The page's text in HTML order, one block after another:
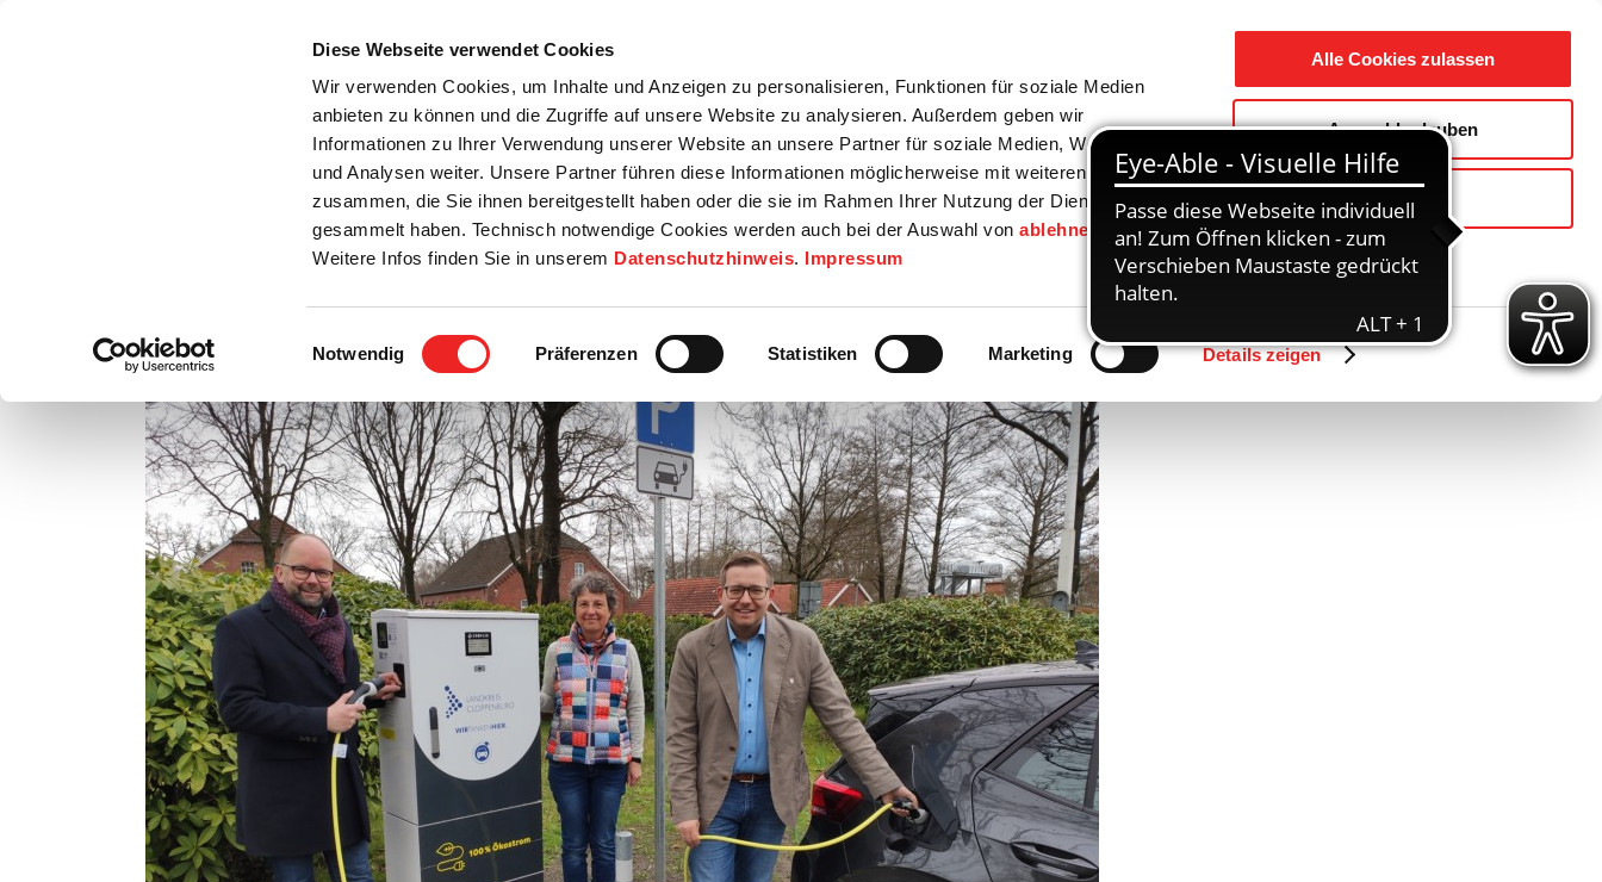
Diese Webseite verwendet Cookies
Wir verwenden Cookies, um Inhalte und Anzeigen zu personalisieren, Funktionen für soziale Medien
anbieten zu können und die Zugriffe auf unsere Website zu analysieren. Außerdem geben wir
Informationen zu Ihrer Verwendung unserer Website an unsere Partner für soziale Medien, Werbung
und Analysen weiter. Unsere Partner führen diese Informationen möglicherweise mit weiteren Daten
zusammen, die Sie ihnen bereitgestellt haben oder die sie im Rahmen Ihrer Nutzung der Dienste
gesammelt haben. Technisch notwendige Cookies werden auch bei der Auswahl vonablehnen
gesetzt.
Weitere Infos finden Sie in unserem Datenschutzhinweis. Impressum
Einwilligungsauswahl
Notwendig Präferenzen Statistiken Marketing Details zeigen
Alle Cookies zulassen
Auswahl erlauben
Ablehnen
Startseite
Bürgerservice Rats- / Bürgerinfo Wirtschaft / Wohnen Bildung / Soziales Touristik / Freizeit Gemeinde / Geschichte
Zurück
Fünf Ladesäulen bieten Angebot für E-Mobilisten in Barßel
grösseres
Bild